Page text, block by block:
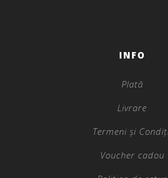
INFO
Plată
Livrare
Termeni și
Voucher cadou